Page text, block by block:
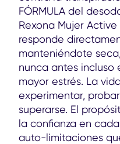
FÓRMULA del
Rexona Mujer
responde
manteniéndote
nunca antes incluso
mayor estrés. La
experimentar,
superarse. El
la confianza en
auto-limitaciones